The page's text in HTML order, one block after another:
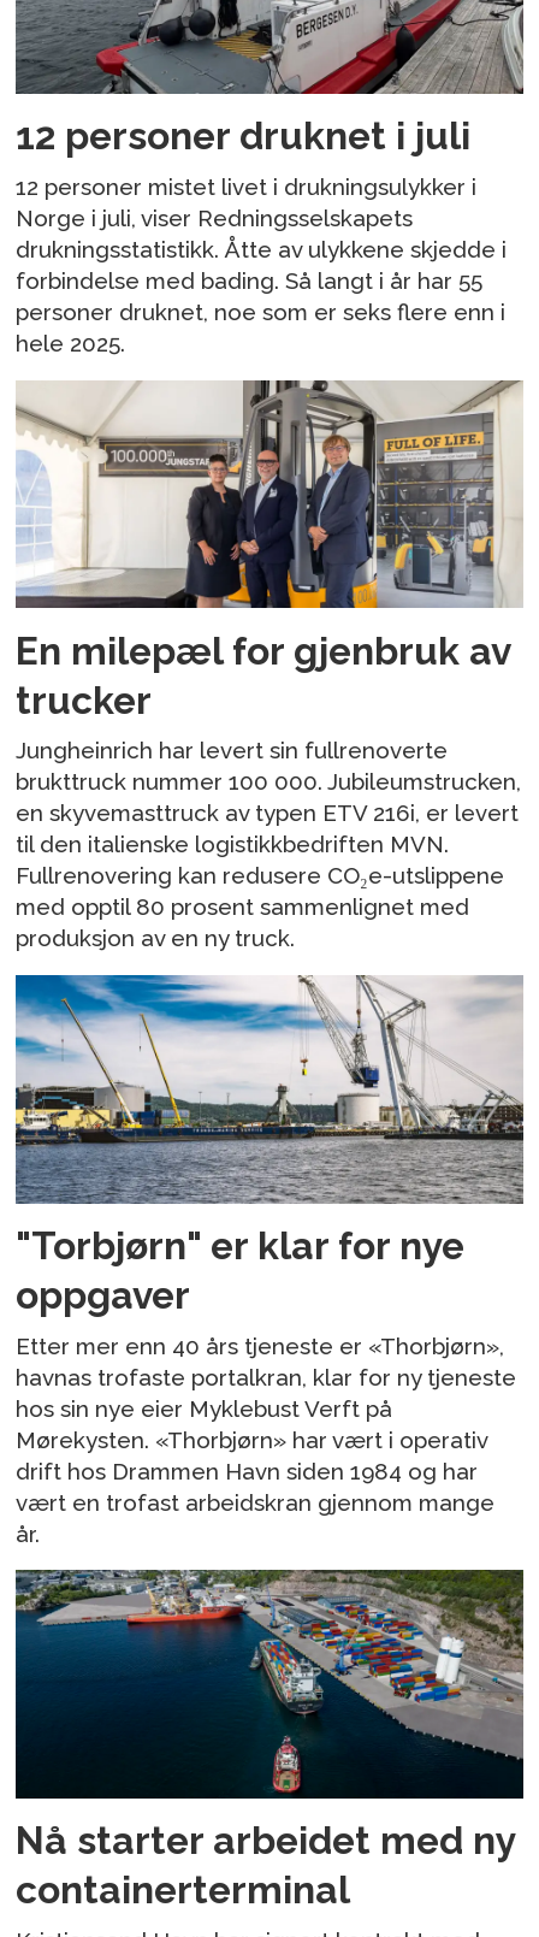
12 personer druknet i juli
12 personer mistet livet i drukningsulykker i
Norge i juli, viser Redningsselskapets
drukningsstatistikk. Åtte av ulykkene skjedde i
forbindelse med bading. Så langt i år har 55
personer druknet, noe som er seks flere enn i
hele 2025.
En milepæl for gjenbruk av
trucker
Jungheinrich har levert sin fullrenoverte
brukttruck nummer 100 000. Jubileumstrucken,
en skyvemasttruck av typen ETV 216i, er levert
til den italienske logistikkbedriften MVN.
Fullrenovering kan redusere CO₂e-utslippene
med opptil 80 prosent sammenlignet med
produksjon av en ny truck.
"Torbjørn" er klar for nye
oppgaver
Etter mer enn 40 års tjeneste er «Thorbjørn»,
havnas trofaste portalkran, klar for ny tjeneste
hos sin nye eier Myklebust Verft på
Mørekysten. «Thorbjørn» har vært i operativ
drift hos Drammen Havn siden 1984 og har
vært en trofast arbeidskran gjennom mange
år.
Nå starter arbeidet med ny
containerterminal